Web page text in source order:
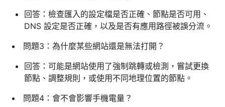
回答：檢查匯入的設定檔是否正確、節點是否可用、
DNS 設定是否正確，以及是否有應用路徑被誤分流。
問題3：為什麼某些網站還是無法打開？
回答：可能是網站使用了強制跳轉或檢測，嘗試更換
節點、調整規則，或使用不同地理位置的節點。
問題4：會不會影響手機電量？